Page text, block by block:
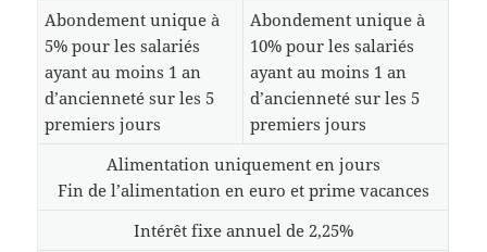
Abondement unique à
5% pour les salariés
ayant au moins 1 an
d’ancienneté sur les 5
premiers jours
Abondement unique à
10% pour les salariés
ayant au moins 1 an
d’ancienneté sur les 5
premiers jours
Alimentation uniquement en jours
Fin de l’alimentation en euro et prime vacances
Intérêt fixe annuel de 2,25%